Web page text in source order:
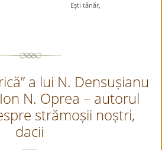
Ești tânăr,
a lui N. Densușianu
N. Oprea – autorul
strămoșii noștri,
dacii